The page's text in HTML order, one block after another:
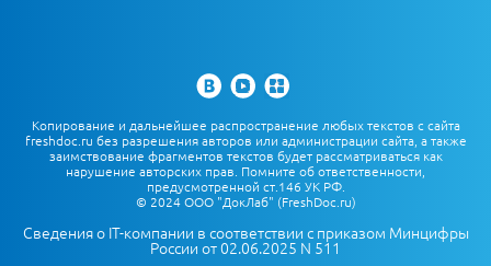
Копирование и дальнейшее распространение любых текстов с сайта
freshdoc.ru без разрешения авторов или администрации сайта, а также
заимствование фрагментов текстов будет рассматриваться как
нарушение авторских прав. Помните об ответственности,
предусмотренной ст.146 УК РФ.
© 2024 ООО "ДокЛаб" (FreshDoc.ru)
Сведения о IT-компании в соответствии с приказом Минцифры
России от 02.06.2025 N 511